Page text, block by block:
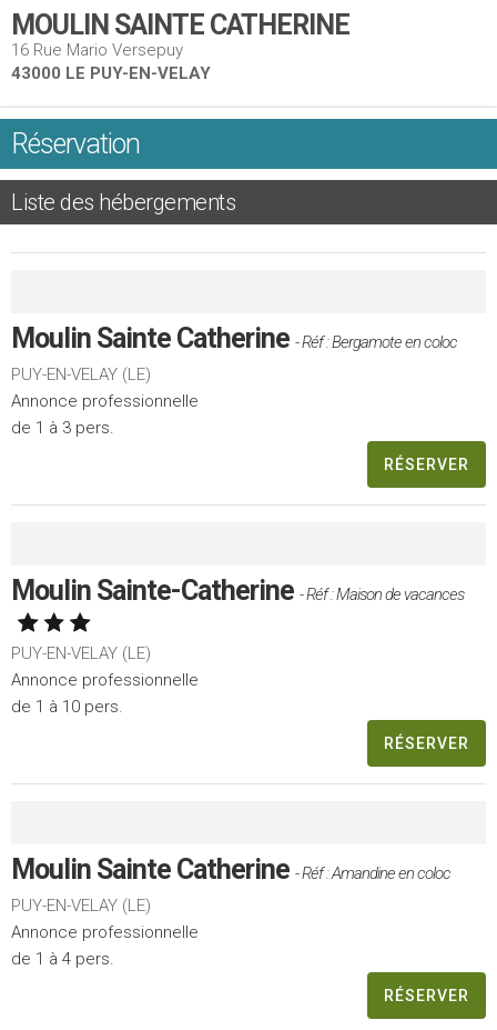
MOULIN SAINTE CATHERINE
16 Rue Mario Versepuy
43000 LE PUY-EN-VELAY
Réservation
Liste des hébergements
Moulin Sainte Catherine - Réf : Bergamote en coloc
PUY-EN-VELAY (LE)
Annonce professionnelle
de 1 à 3 pers.
RÉSERVER
Moulin Sainte-Catherine - Réf : Maison de vacances
PUY-EN-VELAY (LE)
Annonce professionnelle
de 1 à 10 pers.
RÉSERVER
Moulin Sainte Catherine - Réf : Amandine en coloc
PUY-EN-VELAY (LE)
Annonce professionnelle
de 1 à 4 pers.
RÉSERVER